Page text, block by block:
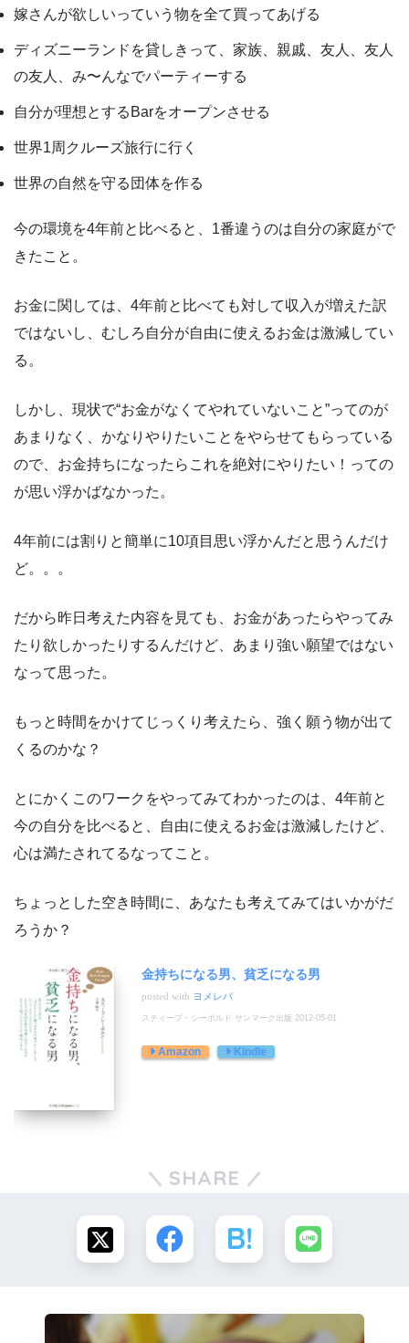
嫁さんが欲しいっていう物を全て買ってあげる
ディズニーランドを貸しきって、家族、親戚、友人、友人
の友人、み〜んなでパーティーする
自分が理想とするBarをオープンさせる
世界1周クルーズ旅行に行く
世界の自然を守る団体を作る
今の環境を4年前と比べると、1番違うのは自分の家庭がで
きたこと。
お金に関しては、4年前と比べても対して収入が増えた訳
ではないし、むしろ自分が自由に使えるお金は激減してい
る。
しかし、現状で“お金がなくてやれていないこと”ってのが
あまりなく、かなりやりたいことをやらせてもらっている
ので、お金持ちになったらこれを絶対にやりたい！っての
が思い浮かばなかった。
4年前には割りと簡単に10項目思い浮かんだと思うんだけ
ど。。。
だから昨日考えた内容を見ても、お金があったらやってみ
たり欲しかったりするんだけど、あまり強い願望ではない
なって思った。
もっと時間をかけてじっくり考えたら、強く願う物が出て
くるのかな？
とにかくこのワークをやってみてわかったのは、4年前と
今の自分を比べると、自由に使えるお金は激減したけど、
心は満たされてるなってこと。
ちょっとした空き時間に、あなたも考えてみてはいかがだ
ろうか？
金持ちになる男、貧乏になる男
posted with ヨメレバ
スティーブ・シーボルド サンマーク出版 2012-05-01
Amazon Kindle
SHARE